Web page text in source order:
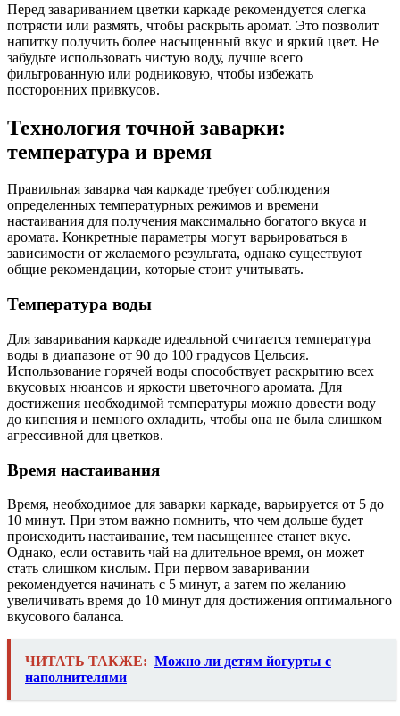
Перед завариванием цветки каркаде рекомендуется слегка
потрясти или размять, чтобы раскрыть аромат. Это позволит
напитку получить более насыщенный вкус и яркий цвет. Не
забудьте использовать чистую воду, лучше всего
фильтрованную или родниковую, чтобы избежать
посторонних привкусов.
Технология точной заварки:
температура и время
Правильная заварка чая каркаде требует соблюдения
определенных температурных режимов и времени
настаивания для получения максимально богатого вкуса и
аромата. Конкретные параметры могут варьироваться в
зависимости от желаемого результата, однако существуют
общие рекомендации, которые стоит учитывать.
Температура воды
Для заваривания каркаде идеальной считается температура
воды в диапазоне от 90 до 100 градусов Цельсия.
Использование горячей воды способствует раскрытию всех
вкусовых нюансов и яркости цветочного аромата. Для
достижения необходимой температуры можно довести воду
до кипения и немного охладить, чтобы она не была слишком
агрессивной для цветков.
Время настаивания
Время, необходимое для заварки каркаде, варьируется от 5 до
10 минут. При этом важно помнить, что чем дольше будет
происходить настаивание, тем насыщеннее станет вкус.
Однако, если оставить чай на длительное время, он может
стать слишком кислым. При первом заваривании
рекомендуется начинать с 5 минут, а затем по желанию
увеличивать время до 10 минут для достижения оптимального
вкусового баланса.
ЧИТАТЬ ТАКЖЕ: Можно ли детям йогурты с
наполнителями